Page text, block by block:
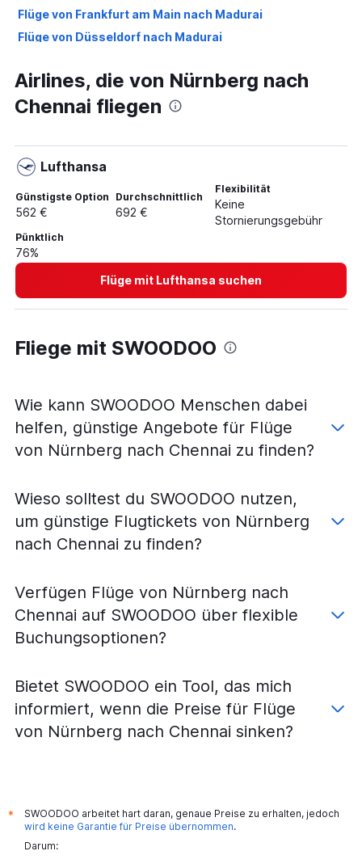
Flüge von Frankfurt am Main nach Madurai
Flüge von Düsseldorf nach Madurai
Flüge von Hannover nach Chennai
Flüge von Düsseldorf nach Coimbatore
Flüge von Köln nach Chennai
Flüge von Hamburg nach Coimbatore
Flüge von Stuttgart nach Coimbatore
Flüge von Berlin nach Madurai
Flüge von Dresden nach Chennai
Flüge von Berlin nach Tuticorin
Flüge von Hamburg nach Tuticorin
Flüge von Friedrichshafen nach Chennai
Flüge von Leipzig nach Coimbatore
Airlines, die von Nürnberg nach
Chennai fliegen
Lufthansa
Günstigste Option
562 €
Durchschnittlich
692 €
Flexibilität
Keine
Stornierungsgebühr
Pünktlich
76%
Flüge mit Lufthansa suchen
Fliege mit SWOODOO
Wie kann SWOODOO Menschen dabei
helfen, günstige Angebote für Flüge
von Nürnberg nach Chennai zu finden?
Wieso solltest du SWOODOO nutzen,
um günstige Flugtickets von Nürnberg
nach Chennai zu finden?
Verfügen Flüge von Nürnberg nach
Chennai auf SWOODOO über flexible
Buchungsoptionen?
Bietet SWOODOO ein Tool, das mich
informiert, wenn die Preise für Flüge
von Nürnberg nach Chennai sinken?
*
SWOODOO arbeitet hart daran, genaue Preise zu erhalten, jedoch
wird keine Garantie für Preise übernommen.
Darum: